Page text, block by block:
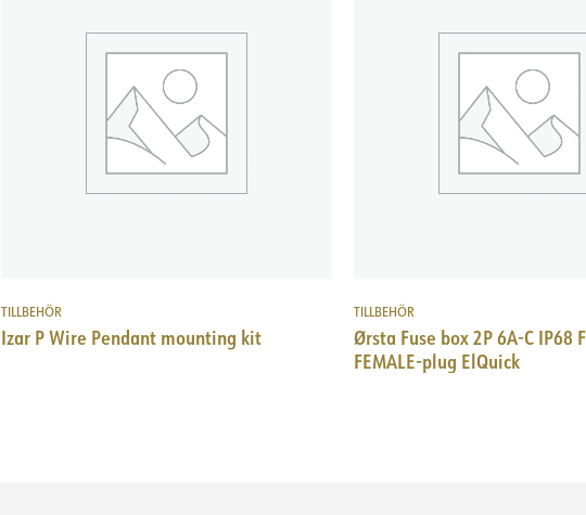
TILLBEHÖR
Izar P Wire Pendant mounting kit
TILLBEHÖR
Ørsta Fuse box 2P 6A-C IP68
FEMALE-plug ElQuick